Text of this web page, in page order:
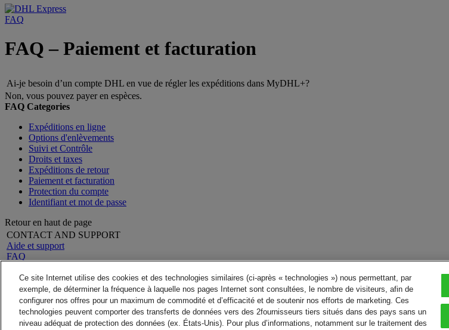
FAQ
FAQ – Paiement et facturation
Ai-je besoin d’un compte DHL en vue de régler les expéditions dans MyDHL+?
Non, vous pouvez payer en espèces.
FAQ Categories
Expéditions en ligne
Options d'enlèvements
Suivi et Contrôle
Droits et taxes
Expéditions de retour
Paiement et facturation
Protection du compte
Identifiant et mot de passe
Retour en haut de page
CONTACT AND SUPPORT
Aide et support
FAQ
Rechercher un site
LEGAL
Conditions générales
Garantie Remboursement
Avis de confidentialité
A propos de DHL
Presse
Carrières
Mention Légale
Ce site Internet utilise des cookies et des technologies similaires (ci-après « technologies ») nous permettant, par
exemple, de déterminer la fréquence à laquelle nos pages Internet sont consultées, le nombre de visiteurs, afin de
configurer nos offres pour un maximum de commodité et d’efficacité et de soutenir nos efforts de marketing. Ces
technologies peuvent comporter des transferts de données vers des 2fournisseurs tiers situés dans des pays sans un
niveau adéquat de protection des données (ex. États-Unis). Pour plus d’informations, notamment sur le traitement des